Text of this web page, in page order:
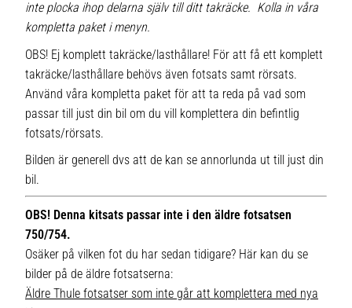
inte plocka ihop delarna själv till ditt takräcke. Kolla in våra
kompletta paket i menyn.
OBS! Ej komplett takräcke/lasthållare! För att få ett komplett
takräcke/lasthållare behövs även fotsats samt rörsats.
Använd våra kompletta paket för att ta reda på vad som
passar till just din bil om du vill komplettera din befintlig
fotsats/rörsats.
Bilden är generell dvs att de kan se annorlunda ut till just din
bil.
OBS! Denna kitsats passar inte i den äldre fotsatsen
750/754.
Osäker på vilken fot du har sedan tidigare? Här kan du se
bilder på de äldre fotsatserna:
Äldre Thule fotsatser som inte går att komplettera med nya